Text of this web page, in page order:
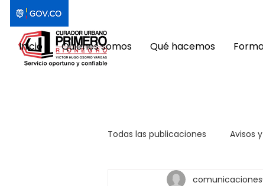
Inicio Quiénes somos Qué hacemos
Todas las publicaciones Avisos